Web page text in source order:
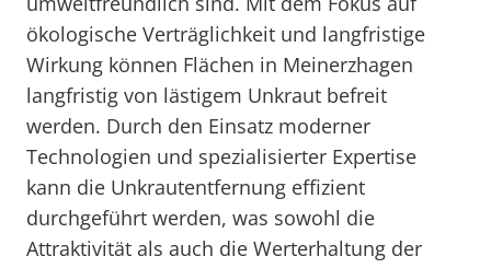
ökologische Verträglichkeit und langfristige
Wirkung können Flächen in Meinerzhagen
langfristig von lästigem Unkraut befreit
werden. Durch den Einsatz moderner
Technologien und spezialisierter Expertise
kann die Unkrautentfernung effizient
durchgeführt werden, was sowohl die
Attraktivität als auch die Werterhaltung der